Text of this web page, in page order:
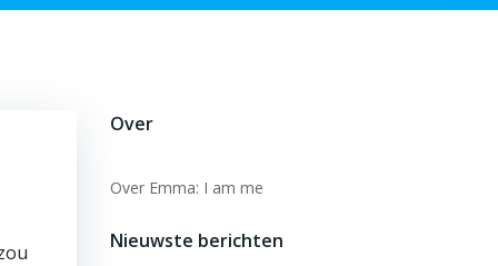
Over
Over Emma: I am me
Nieuwste berichten